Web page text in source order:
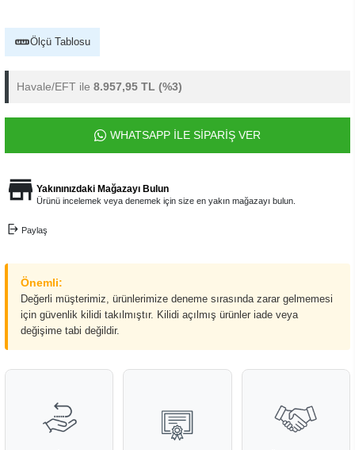
Ölçü Tablosu
Havale/EFT ile 8.957,95 TL (%3)
WHATSAPP İLE SİPARİŞ VER
Yakınınızdaki Mağazayı Bulun
Ürünü incelemek veya denemek için size en yakın mağazayı bulun.
Paylaş
Önemli:
Değerli müşterimiz, ürünlerimize deneme sırasında zarar gelmemesi
için güvenlik kilidi takılmıştır. Kilidi açılmış ürünler iade veya
değişime tabi değildir.